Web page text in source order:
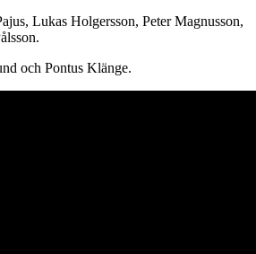
Lukas Holgersson, Peter Magnusson,
och Pontus Klänge.